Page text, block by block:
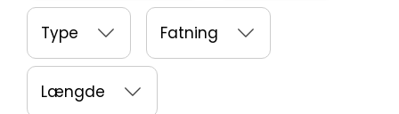
Type Fatning
Længde